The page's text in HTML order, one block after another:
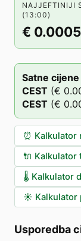
NAJJEFTINIJI
(13:00)
€ 0.0005
Satne
CEST (€
CEST (€
⏰ Kalkulator
🔌 Kalkulator
🌡️ Kalkulator
☀️ Kalkulator
Usporedba